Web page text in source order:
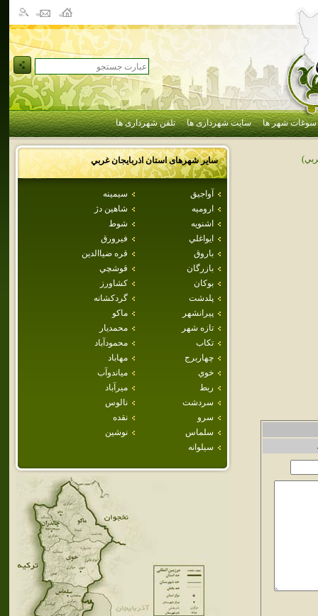
سوغات شهر ها سایت شهرداری ها تلفن شهرداری ها
سایر شهرهای استاناذربايجان غربي
آواجيق
سيمينه
اروميه
شاهين دژ
اشنويه
شوط
ايواغلي
فيرورق
باروق
قره ضياالدين
بازرگان
قوشچي
بوكان
كشاورز
پلدشت
گردکشانه
پيرانشهر
ماكو
تازه شهر
محمديار
تكاب
محمودآباد
چهاربرج
مهاباد
خوي
مياندوآب
ربط
ميرآباد
سردشت
نالوس
سرو
نقده
سلماس
نوشين
سيلوانه